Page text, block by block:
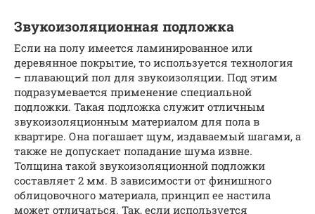
Звукоизоляционная подложка
Если на полу имеется ламинированное или
деревянное покрытие, то используется технология
– плавающий пол для звукоизоляции. Под этим
подразумевается применение специальной
подложки. Такая подложка служит отличным
звукоизоляционным материалом для пола в
квартире. Она погашает щум, издаваемый шагами, а
также не допускает попадание шума извне.
Толщина такой звукоизоляционной подложки
составляет 2 мм. В зависимости от финишного
облицовочного материала, принцип ее настила
может отличаться. Так, если используется